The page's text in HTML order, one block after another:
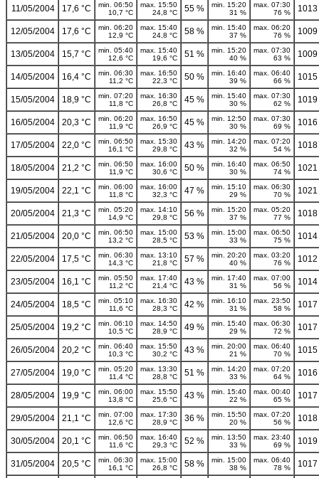
11/05/2004 17,6 °C
min. 06:50
10,7 °C
max. 15:50
24,8 °C
55 %
min. 15:20
31 %
max. 07:30
76 %
12/05/2004 17,6 °C
min. 06:20
12,9 °C
max. 15:40
24,8 °C
58 %
min. 15:40
37 %
max. 06:20
76 %
13/05/2004 15,7 °C
min. 05:40
12,6 °C
max. 15:40
19,6 °C
51 %
min. 15:20
40 %
max. 07:30
63 %
14/05/2004 16,4 °C
min. 06:30
11,2 °C
max. 16:50
22,3 °C
50 %
min. 16:40
39 %
max. 06:40
66 %
15/05/2004 18,9 °C
min. 07:20
11,8 °C
max. 16:30
26,8 °C
45 %
min. 15:40
30 %
max. 07:30
62 %
16/05/2004 20,3 °C
min. 06:20
11,9 °C
max. 16:50
26,9 °C
45 %
min. 12:50
30 %
max. 07:30
69 %
17/05/2004 22,0 °C
min. 06:50
16,1 °C
max. 15:30
29,8 °C
43 %
min. 14:20
32 %
max. 07:20
54 %
18/05/2004 21,2 °C
min. 06:50
11,9 °C
max. 16:00
30,6 °C
50 %
min. 16:40
30 %
max. 06:50
74 %
19/05/2004 22,1 °C
min. 06:00
11,8 °C
max. 16:00
32,3 °C
47 %
min. 15:10
29 %
max. 06:30
70 %
20/05/2004 21,3 °C
min. 05:20
14,9 °C
max. 14:10
29,8 °C
56 %
min. 15:20
37 %
max. 05:20
77 %
21/05/2004 20,0 °C
min. 06:50
13,2 °C
max. 15:00
28,5 °C
53 %
min. 15:00
33 %
max. 06:50
75 %
22/05/2004 17,5 °C
min. 06:30
14,3 °C
max. 13:10
21,8 °C
57 %
min. 20:20
40 %
max. 03:20
76 %
23/05/2004 16,1 °C
min. 05:50
11,2 °C
max. 17:40
21,4 °C
43 %
min. 17:40
31 %
max. 07:00
56 %
24/05/2004 18,5 °C
min. 05:10
11,6 °C
max. 16:30
28,3 °C
42 %
min. 16:10
31 %
max. 23:50
58 %
25/05/2004 19,2 °C
min. 06:10
10,5 °C
max. 14:50
28,9 °C
49 %
min. 15:40
29 %
max. 06:30
72 %
26/05/2004 20,2 °C
min. 06:40
10,3 °C
max. 15:50
30,2 °C
43 %
min. 20:00
21 %
max. 06:40
70 %
27/05/2004 19,0 °C
min. 05:20
11,4 °C
max. 13:30
28,8 °C
51 %
min. 14:20
33 %
max. 07:20
64 %
28/05/2004 19,9 °C
min. 06:00
13,8 °C
max. 15:50
25,6 °C
43 %
min. 15:40
22 %
max. 00:40
65 %
29/05/2004 21,1 °C
min. 07:00
12,6 °C
max. 17:30
28,9 °C
36 %
min. 15:50
20 %
max. 07:20
56 %
30/05/2004 20,1 °C
min. 06:50
11,6 °C
max. 16:40
29,3 °C
52 %
min. 13:50
33 %
max. 23:40
69 %
31/05/2004 20,5 °C
min. 06:30
16,1 °C
max. 15:00
26,8 °C
58 %
min. 15:00
38 %
max. 06:40
78 %